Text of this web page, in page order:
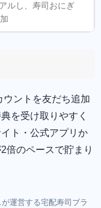
ルし、寿司おにぎ
ントを友だち追加
を受け取りやすく
ト・公式アプリか
倍のペースで貯まり
運営する宅配寿司ブラ